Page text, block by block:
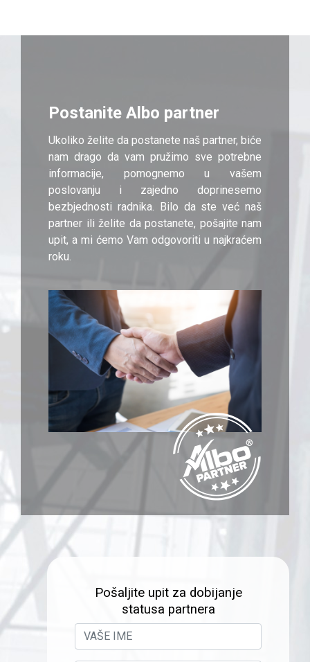
Postanite Albo partner
Ukoliko želite da postanete naš partner, biće
nam drago da vam pružimo sve potrebne
informacije, pomognemo u vašem
poslovanju i zajedno doprinesemo
bezbjednosti radnika. Bilo da ste već naš
partner ili želite da postanete, pošajite nam
upit, a mi ćemo Vam odgovoriti u najkraćem
roku.
Pošaljite upit za dobijanje
statusa partnera